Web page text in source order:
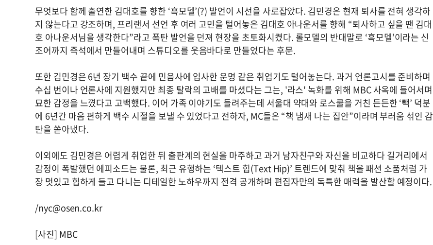
무엇보다 함께 출연한 김대호를 향한 ‘흑모델’(?) 발언이 시선을 사로잡았다. 김민경은 현재 퇴사를 전혀 생각하
지 않는다고 강조하며, 프리랜서 선언 후 여러 고민을 털어놓은 김대호 아나운서를 향해 “퇴사하고 싶을 땐 김대
호 아나운서님을 생각한다”라고 폭탄 발언을 던져 현장을 초토화시켰다. 롤모델의 반대말로 ‘흑모델’이라는 신
조어까지 즉석에서 만들어내며 스튜디오를 웃음바다로 만들었다는 후문.
또한 김민경은 6년 장기 백수 끝에 민음사에 입사한 운명 같은 취업기도 털어놓는다. 과거 언론고시를 준비하며
수십 번이나 언론사에 지원했지만 최종 탈락의 고배를 마셨다는 그는, '라스' 녹화를 위해 MBC 사옥에 들어서며
묘한 감정을 느꼈다고 고백했다. 이어 가족 이야기도 들려주는데 서울대 약대와 로스쿨을 거친 든든한 ‘빽’ 덕분
에 6년간 마음 편하게 백수 시절을 보낼 수 있었다고 전하자, MC들은 “책 냄새 나는 집안”이라며 부러움 섞인 감
탄을 쏟아냈다.
이외에도 김민경은 어렵게 취업한 뒤 출판계의 현실을 마주하고 과거 남자친구와 자신을 비교하다 길거리에서
감정이 폭발했던 에피소드는 물론, 최근 유행하는 ‘텍스트 힙(Text Hip)’ 트렌드에 맞춰 책을 패션 소품처럼 가
장 멋있고 힙하게 들고 다니는 디테일한 노하우까지 전격 공개하며 편집자만의 독특한 매력을 발산할 예정이다.
/nyc@osen.co.kr
[사진] MBC